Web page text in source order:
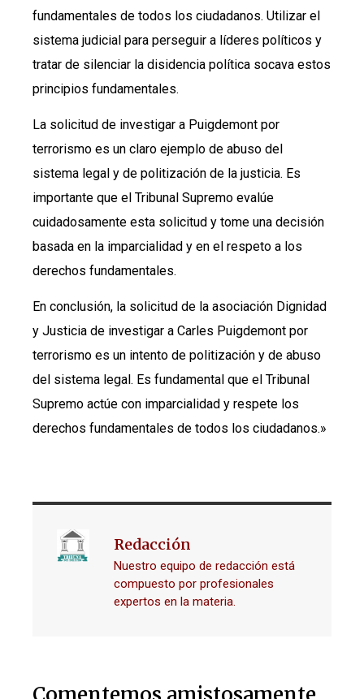
fundamentales de todos los ciudadanos. Utilizar el
sistema judicial para perseguir a líderes políticos y
tratar de silenciar la disidencia política socava estos
principios fundamentales.
La solicitud de investigar a Puigdemont por
terrorismo es un claro ejemplo de abuso del
sistema legal y de politización de la justicia. Es
importante que el Tribunal Supremo evalúe
cuidadosamente esta solicitud y tome una decisión
basada en la imparcialidad y en el respeto a los
derechos fundamentales.
En conclusión, la solicitud de la asociación Dignidad
y Justicia de investigar a Carles Puigdemont por
terrorismo es un intento de politización y de abuso
del sistema legal. Es fundamental que el Tribunal
Supremo actúe con imparcialidad y respete los
derechos fundamentales de todos los ciudadanos.»
Redacción
Nuestro equipo de redacción está
compuesto por profesionales
expertos en la materia.